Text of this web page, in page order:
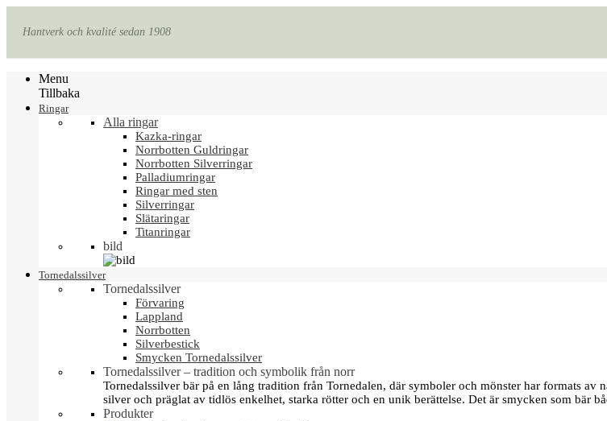
Hantverk och kvalité sedan 1908
Menu
Tillbaka
Ringar
Alla ringar
Kazka-ringar
Norrbotten Guldringar
Norrbotten Silverringar
Palladiumringar
Ringar med sten
Silverringar
Slätaringar
Titanringar
bild
Tornedalssilver
Tornedalssilver
Förvaring
Lappland
Norrbotten
Silverbestick
Smycken Tornedalssilver
Tornedalssilver – tradition och symbolik från norr
Tornedalssilver bär på en lång tradition från Tornedalen, där symboler och mönster har formats
silver och präglat av tidlös enkelhet, starka rötter och en unik berättelse. Det är smycken som bär
Produkter